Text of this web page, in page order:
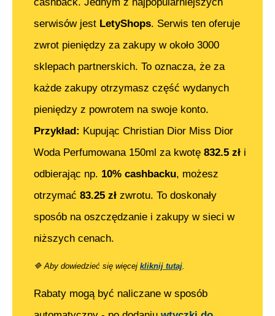
serwisów jest LetyShops. Serwis ten oferuje
zwrot pieniędzy za zakupy w około 3000
sklepach partnerskich. To oznacza, że za
każde zakupy otrzymasz część wydanych
pieniędzy z powrotem na swoje konto.
Przykład: Kupując Christian Dior Miss Dior
Woda Perfumowana 150ml za kwotę 832.5 zł i
odbierając np. 10% cashbacku, możesz
otrzymać 83.25 zł zwrotu. To doskonały
sposób na oszczędzanie i zakupy w sieci w
niższych cenach.
🔷 Aby dowiedzieć się więcej kliknij tutaj.
Rabaty mogą być naliczane w sposób